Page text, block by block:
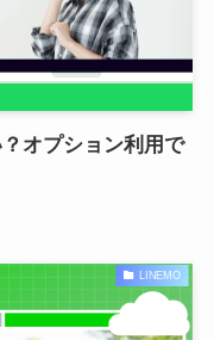
オプション利用で
LINEMO